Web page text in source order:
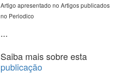
Artigo apresentado no Artigos publicados
no Periodico
...
Saiba mais sobre esta
publicação